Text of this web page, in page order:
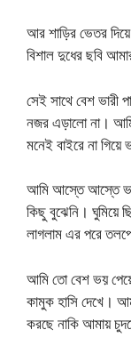
আর শাড়ির ভেতর দিয়ে
বিশাল দুধের ছবি
সেই সাথে বেশ ভারী
নজর এড়ালো না।
মনেই বাইরে না গিয়ে
আমি আস্তে আস্তে
কিছু বুঝেনি। ঘুমিয়ে
লাগলাম এর পরে
আমি তো বেশ ভয়
কামুক হাসি দেখে।
করছে নাকি আমায়